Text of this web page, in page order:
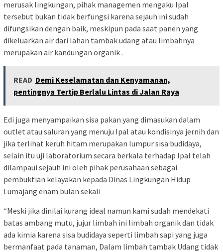
merusak lingkungan, pihak managemen mengaku Ipal
tersebut bukan tidak berfungsi karena sejauh ini sudah
difungsikan dengan baik, meskipun pada saat panen yang
dikeluarkan air dari lahan tambak udang atau limbahnya
merupakan air kandungan organik .
READ Demi Keselamatan dan Kenyamanan,
pentingnya Tertip Berlalu Lintas di Jalan Raya
Edi juga menyampaikan sisa pakan yang dimasukan dalam
outlet atau saluran yang menuju Ipal atau kondisinya jernih dan
jika terlihat keruh hitam merupakan lumpur sisa budidaya,
selain itu uji laboratorium secara berkala terhadap Ipal telah
dilampaui sejauh ini oleh pihak perusahaan sebagai
pembuktian kelayakan kepada Dinas Lingkungan Hidup
Lumajang enam bulan sekali
“Meski jika dinilai kurang ideal namun kami sudah mendekati
batas ambang mutu, jujur limbah ini limbah organik dan tidak
ada kimia karena sisa budidaya seperti limbah sapi yang juga
bermanfaat pada tanaman, Dalam limbah tambak Udang tidak